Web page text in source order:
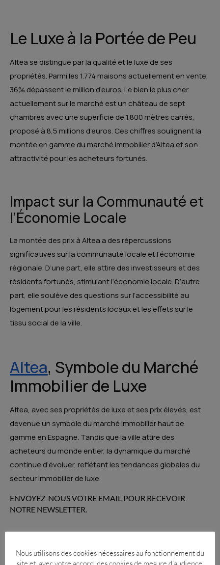
Le Luxe à la Portée de Peu
Altea se distingue par la qualité et le luxe de ses
propriétés. Parmi les 1.774 maisons actuellement en vente,
36% dépassent le million d’euros. Le bien le plus cher
actuellement sur le marché est un château de sept
chambres avec une superficie de 1.800 mètres carrés,
proposé à 8,5 millions d’euros. Ces chiffres soulignent la
montée en gamme du marché immobilier d’Altea et son
attractivité pour les acheteurs fortunés​​.
Impact sur la Communauté et
l’Économie Locale
La montée des prix à Altea a des répercussions
significatives sur la communauté locale et l’économie
régionale. D’une part, elle attire des investisseurs et des
résidents fortunés, stimulant l’économie locale. D’autre
part, elle soulève des questions sur l’accessibilité au
logement pour les résidents locaux et les effets sur le
tissu social de la ville.
Altea, Symbole du Marché
Immobilier de Luxe
Altea, avec ses propriétés de luxe et ses prix élevés, est
devenue un symbole du marché immobilier haut de
gamme en Espagne. Tandis que la ville attire des
acheteurs du monde entier, la dynamique du marché
continue d’évoluer, reflétant les tendances globales du
secteur immobilier de luxe.
ENVOYEZ-NOUS VOTRE EMAIL POUR RECEVOIR
NOTRE NEWSLETTER.
Nous utilisons des cookies nécessaires au fonctionnement du